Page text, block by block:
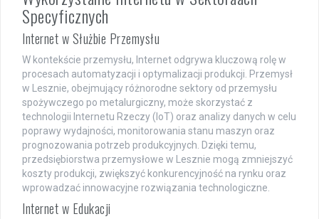
Specyficznych
Internet w Służbie Przemysłu
W kontekście przemysłu, Internet odgrywa kluczową rolę w
procesach automatyzacji i optymalizacji produkcji. Przemysł
w Lesznie, obejmujący różnorodne sektory od przemysłu
spożywczego po metalurgiczny, może skorzystać z
technologii Internetu Rzeczy (IoT) oraz analizy danych w celu
poprawy wydajności, monitorowania stanu maszyn oraz
prognozowania potrzeb produkcyjnych. Dzięki temu,
przedsiębiorstwa przemysłowe w Lesznie mogą zmniejszyć
koszty produkcji, zwiększyć konkurencyjność na rynku oraz
wprowadzać innowacyjne rozwiązania technologiczne.
Internet w Edukacji